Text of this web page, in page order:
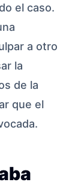
el caso.
a otro
la
de la
que el